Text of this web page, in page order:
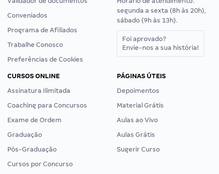
Conveniados
Programa de Afiliados
Trabalhe Conosco
Preferências de Cookies
segunda a sexta (8h às 20h),
sábado (9h às 13h).
Foi aprovado?
Envie-nos a sua história!
CURSOS ONLINE
Assinatura Ilimitada
Coaching para Concursos
Exame de Ordem
Graduação
Pós-Graduação
Cursos por Concurso
PÁGINAS ÚTEIS
Depoimentos
Material Grátis
Aulas ao Vivo
Aulas Grátis
Sugerir Curso